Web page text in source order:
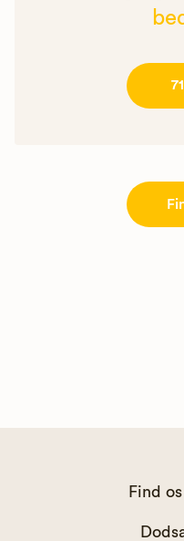
Find